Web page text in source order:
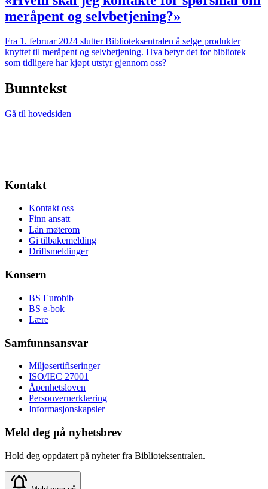
meråpent og selvbetjening?»
Fra 1. februar 2024 slutter Biblioteksentralen å selge produkter
knyttet til meråpent og selvbetjening. Hva betyr det for bibliotek
som tidligere har kjøpt utstyr gjennom oss?
Bunntekst
Gå til hovedsiden
Kontakt
Kontakt oss
Finn ansatt
Lån møterom
Gi tilbakemelding
Driftsmeldinger
Konsern
BS Eurobib
BS e-bok
Lære
Samfunnsansvar
Miljøsertifiseringer
ISO/IEC 27001
Åpenhetsloven
Personvernerklæring
Informasjonskapsler
Meld deg på nyhetsbrev
Hold deg oppdatert på nyheter fra Biblioteksentralen.